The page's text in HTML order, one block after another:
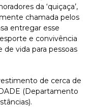
da ‘quiçaça’,
chamada pelos
entregar esse
e convivência
de vida para pessoas
de cerca de
(Departamento